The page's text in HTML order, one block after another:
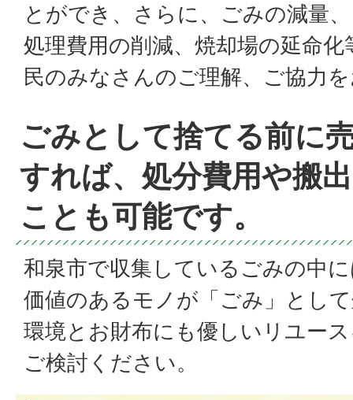
とができ、さらに、ごみの減量
処理費用の削減、焼却場の延命
民のみなさんのご理解、ご協力
ごみとして捨てる前に
すれば、処分費用や搬
ことも可能です。
和泉市で収集しているごみの中
価値のあるモノが「ごみ」とし
環境とお財布にも優しいリユー
ご検討ください。